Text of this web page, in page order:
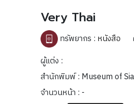
Very Thai
ทรัพยากร : หนังสือ
ผู้แต่ง :
สำนักพิมพ์ : Museum of
จำนวนหน้า : -